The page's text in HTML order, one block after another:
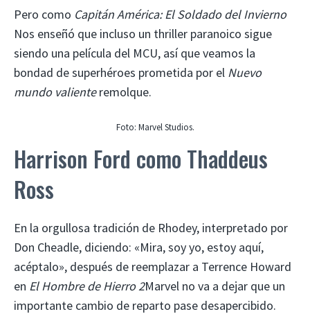
Pero como Capitán América: El Soldado del Invierno
Nos enseñó que incluso un thriller paranoico sigue
siendo una película del MCU, así que veamos la
bondad de superhéroes prometida por el Nuevo
mundo valienteremolque.
Foto: Marvel Studios.
Harrison Ford como Thaddeus
Ross
En la orgullosa tradición de Rhodey, interpretado por
Don Cheadle, diciendo: «Mira, soy yo, estoy aquí,
acéptalo», después de reemplazar a Terrence Howard
en El Hombre de Hierro 2Marvel no va a dejar que un
importante cambio de reparto pase desapercibido.